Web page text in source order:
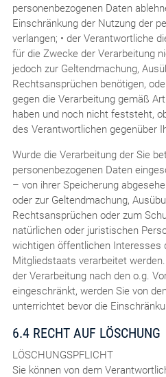
personenbezogenen Daten
Einschränkung der Nutzung der
verlangen; • der Verantwortliche
für die Zwecke der Verarbeitung
jedoch zur Geltendmachung,
Rechtsansprüchen benötigen,
gegen die Verarbeitung gemäß
haben und noch nicht feststeht,
des Verantwortlichen gegenüber
Wurde die Verarbeitung der Sie
personenbezogenen Daten
– von ihrer Speicherung
oder zur Geltendmachung,
Rechtsansprüchen oder zum
natürlichen oder juristischen
wichtigen öffentlichen Interesses
Mitgliedstaats verarbeitet
der Verarbeitung nach den o.g.
eingeschränkt, werden Sie von
unterrichtet bevor die
6.4 RECHT AUF LÖSCHUNG
LÖSCHUNGSPFLICHT
Sie können von dem